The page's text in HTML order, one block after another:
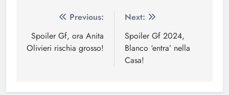
Navigazione
articoli
Previous:
Spoiler Gf, ora Anita
Olivieri rischia grosso!
Next:
Spoiler Gf 2024,
Blanco ‘entra’ nella
Casa!